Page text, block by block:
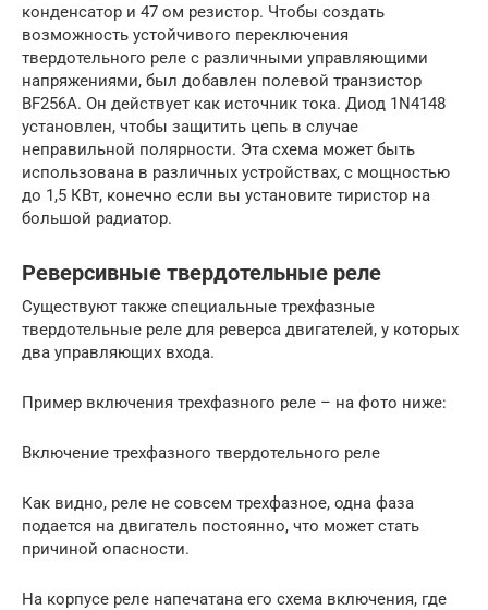
конденсатор и 47 ом резистор. Чтобы создать
возможность устойчивого переключения
твердотельного реле с различными управляющими
напряжениями, был добавлен полевой транзистор
BF256A. Он действует как источник тока. Диод 1N4148
установлен, чтобы защитить цепь в случае
неправильной полярности. Эта схема может быть
использована в различных устройствах, с мощностью
до 1,5 КВт, конечно если вы установите тиристор на
большой радиатор.
Реверсивные твердотельные реле
Существуют также специальные трехфазные
твердотельные реле для реверса двигателей, у которых
два управляющих входа.
Пример включения трехфазного реле – на фото ниже:
Включение трехфазного твердотельного реле
Как видно, реле не совсем трехфазное, одна фаза
подается на двигатель постоянно, что может стать
причиной опасности.
На корпусе реле напечатана его схема включения, где